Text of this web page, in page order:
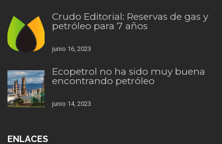
Crudo Editorial: Reservas de gas y
petróleo para 7 años
junio 16, 2023
Ecopetrol no ha sido muy buena
encontrando petróleo
junio 14, 2023
ENLACES